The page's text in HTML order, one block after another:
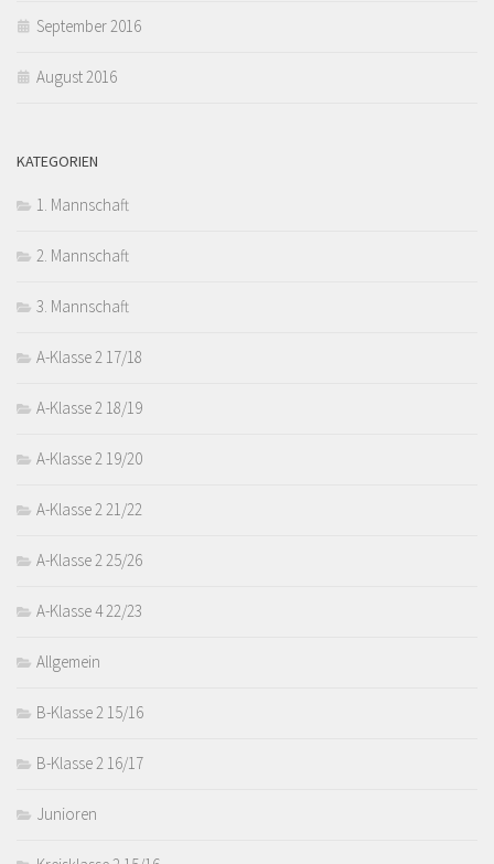
September 2016
August 2016
KATEGORIEN
1. Mannschaft
2. Mannschaft
3. Mannschaft
A-Klasse 2 17/18
A-Klasse 2 18/19
A-Klasse 2 19/20
A-Klasse 2 21/22
A-Klasse 2 25/26
A-Klasse 4 22/23
Allgemein
B-Klasse 2 15/16
B-Klasse 2 16/17
Junioren